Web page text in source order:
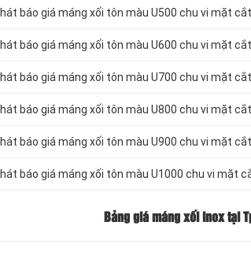
báo giá máng xối tôn màu U500 chu vi mặt
báo giá máng xối tôn màu U600 chu vi mặt
báo giá máng xối tôn màu U700 chu vi mặt
báo giá máng xối tôn màu U800 chu vi mặt
báo giá máng xối tôn màu U900 chu vi mặt
báo giá máng xối tôn màu U1000 chu vi mặt
Bảng giá máng xối inox tại